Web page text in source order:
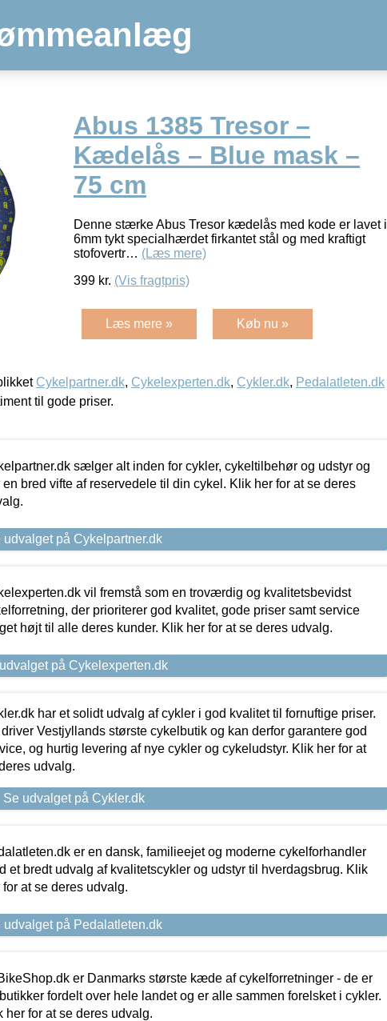
Abus 1385 Tresor –
Kædelås – Blue mask –
75 cm
Denne stærke Abus Tresor kædelås med kode er lavet i
6mm tykt specialhærdet firkantet stål og med kraftigt
stofovertr… (Læs mere)
399 kr. (Vis fragtpris)
Læs mere » Køb nu »
Cykelpartner.dk, Cykelexperten.dk, Cykler.dk, Pedalatleten.dk
til gode priser.
sælger alt inden for cykler, cykeltilbehør og udstyr og
en bred vifte af reservedele til din cykel. Klik her for at se deres
udvalget på Cykelpartner.dk
vil fremstå som en troværdig og kvalitetsbevidst
der prioriterer god kvalitet, gode priser samt service
højt til alle deres kunder. Klik her for at se deres udvalg.
på Cykelexperten.dk
har et solidt udvalg af cykler i god kvalitet til fornuftige priser.
driver Vestjyllands største cykelbutik og kan derfor garantere god
og hurtig levering af nye cykler og cykeludstyr. Klik her for at
udvalg.
Se udvalget på Cykler.dk
er en dansk, familieejet og moderne cykelforhandler
et bredt udvalg af kvalitetscykler og udstyr til hverdagsbrug. Klik
for at se deres udvalg.
udvalget på Pedalatleten.dk
er Danmarks største kæde af cykelforretninger - de er
fordelt over hele landet og er alle sammen forelsket i cykler.
her for at se deres udvalg.